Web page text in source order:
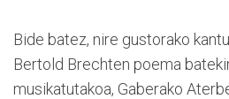
Bide batez, nire gustorako
Bertold Brechten poema
musikatutakoa, Gaberako